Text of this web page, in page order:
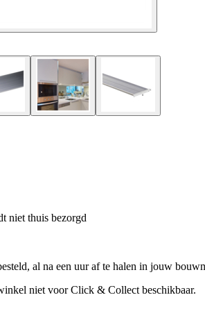
niet thuis bezorgd
al na een uur af te halen in jouw
niet voor Click & Collect beschikbaar.